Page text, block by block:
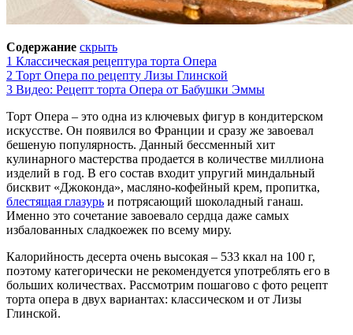
Содержание скрыть
1 Классическая рецептура торта Опера
2 Торт Опера по рецепту Лизы Глинской
3 Видео: Рецепт торта Опера от Бабушки Эммы
Торт Опера – это одна из ключевых фигур в кондитерском
искусстве. Он появился во Франции и сразу же завоевал
бешеную популярность. Данный бессменный хит
кулинарного мастерства продается в количестве миллиона
изделий в год. В его состав входит упругий миндальный
бисквит «Джоконда», масляно-кофейный крем, пропитка,
блестящая глазурь и потрясающий шоколадный ганаш.
Именно это сочетание завоевало сердца даже самых
избалованных сладкоежек по всему миру.
Калорийность десерта очень высокая – 533 ккал на 100 г,
поэтому категорически не рекомендуется употреблять его в
больших количествах. Рассмотрим пошагово с фото рецепт
торта опера в двух вариантах: классическом и от Лизы
Глинской.